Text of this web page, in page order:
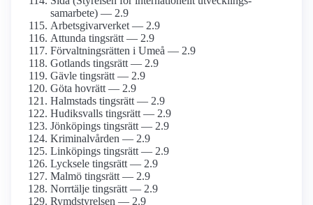
samarbete) — 2.9
Arbetsgivarverket — 2.9
Attunda tingsrätt — 2.9
Förvaltningsrätten i Umeå — 2.9
Gotlands tingsrätt — 2.9
Gävle tingsrätt — 2.9
Göta hovrätt — 2.9
Halmstads tingsrätt — 2.9
Hudiksvalls tingsrätt — 2.9
Jönköpings tingsrätt — 2.9
Kriminal­vården — 2.9
Linköpings tingsrätt — 2.9
Lycksele tingsrätt — 2.9
Malmö tingsrätt — 2.9
Norrtälje tingsrätt — 2.9
Rymdstyrelsen — 2.9